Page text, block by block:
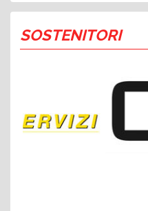
SOSTENITORI